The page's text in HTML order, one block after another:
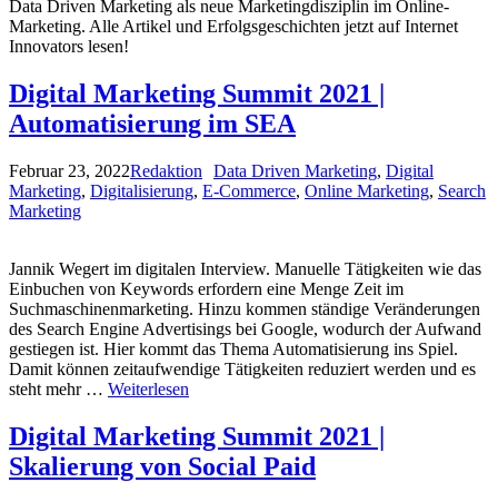
Data Driven Marketing als neue Marketingdisziplin im Online-
Marketing. Alle Artikel und Erfolgsgeschichten jetzt auf Internet
Innovators lesen!
Digital Marketing Summit 2021 |
Automatisierung im SEA
Februar 23, 2022Redaktion Data Driven Marketing, Digital
Marketing, Digitalisierung, E-Commerce, Online Marketing, Search
Marketing
Jannik Wegert im digitalen Interview. Manuelle Tätigkeiten wie das
Einbuchen von Keywords erfordern eine Menge Zeit im
Suchmaschinenmarketing. Hinzu kommen ständige Veränderungen
des Search Engine Advertisings bei Google, wodurch der Aufwand
gestiegen ist. Hier kommt das Thema Automatisierung ins Spiel.
Damit können zeitaufwendige Tätigkeiten reduziert werden und es
steht mehr … Weiterlesen
Digital Marketing Summit 2021 |
Skalierung von Social Paid